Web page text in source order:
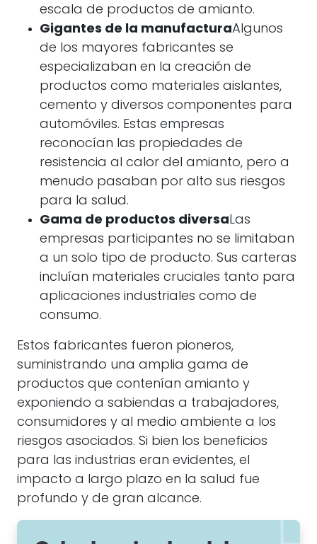
escala de productos de amianto.
Gigantes de la manufacturaAlgunos
de los mayores fabricantes se
especializaban en la creación de
productos como materiales aislantes,
cemento y diversos componentes para
automóviles. Estas empresas
reconocían las propiedades de
resistencia al calor del amianto, pero a
menudo pasaban por alto sus riesgos
para la salud.
Gama de productos diversaLas
empresas participantes no se limitaban
a un solo tipo de producto. Sus carteras
incluían materiales cruciales tanto para
aplicaciones industriales como de
consumo.
Estos fabricantes fueron pioneros,
suministrando una amplia gama de
productos que contenían amianto y
exponiendo a sabiendas a trabajadores,
consumidores y al medio ambiente a los
riesgos asociados. Si bien los beneficios
para las industrias eran evidentes, el
impacto a largo plazo en la salud fue
profundo y de gran alcance.